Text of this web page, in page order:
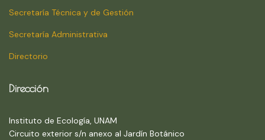
Secretaría Técnica y de Gestión
Secretaría Administrativa
Directorio
Dirección
Instituto de Ecología, UNAM
Circuito exterior s/n anexo al Jardín Botánico